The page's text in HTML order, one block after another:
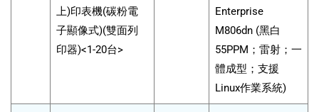
上)印表機(碳粉電
子顯像式)(雙面列
印器)<1-20台>
Enterprise
M806dn (黑白
55PPM；雷射；一
體成型；支援
Linux作業系統)